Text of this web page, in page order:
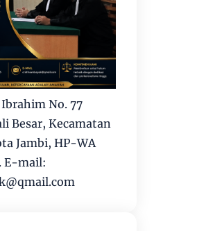
No. 77
Besar, Kecamatan
Jambi, HP-WA
E-mail: